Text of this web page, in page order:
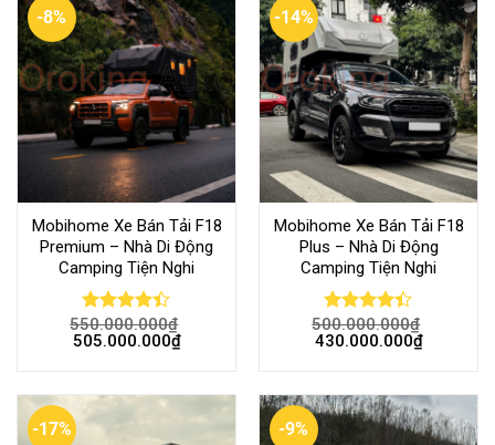
-8%
Mobihome Xe Bán Tải F18
Premium – Nhà Di Động
Camping Tiện Nghi
Rated
4.38out
550.000.000₫
505.000.000₫
-14%
Mobihome Xe Bán Tải F18
Plus – Nhà Di Động
Camping Tiện Nghi
Rated
4.37out
500.000.000₫
430.000.000₫
-17% -9%